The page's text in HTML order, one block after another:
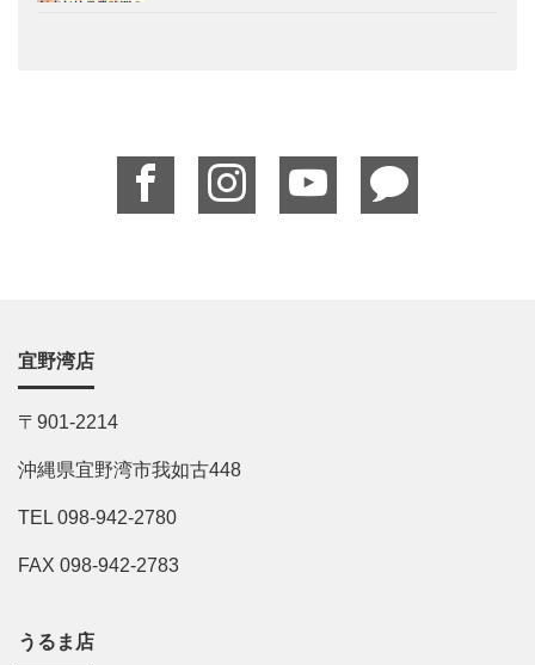
宜野湾店
〒901-2214
沖縄県宜野湾市我如古448
TEL 098-942-2780
FAX 098-942-2783
うるま店